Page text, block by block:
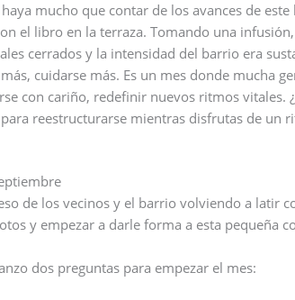
mucho que contar de los avances de
el libro en la terraza. Tomando una
cerrados y la intensidad del barrio era
cuidarse más. Es un mes donde mucha
con cariño, redefinir nuevos ritmos vitales.
reestructurarse mientras disfrutas de un
de los vecinos y el barrio volviendo a latir
y empezar a darle forma a esta pequeña
dos preguntas para empezar el mes: